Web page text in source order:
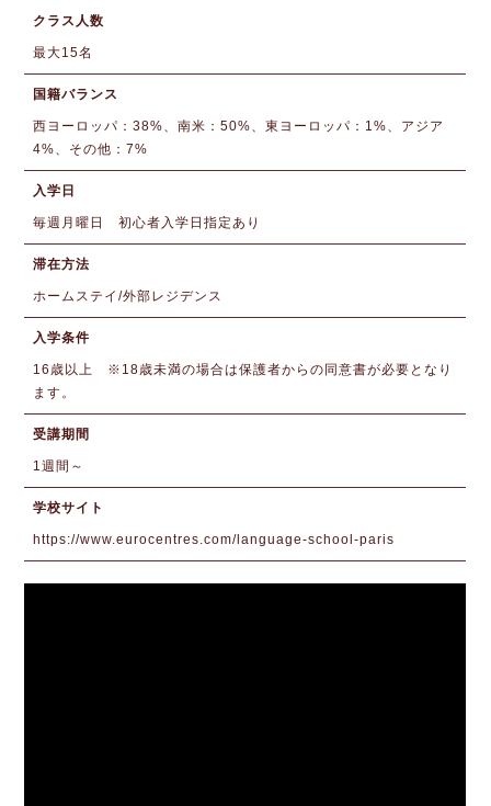
クラス人数
最大15名
国籍バランス
西ヨーロッパ：38%、南米：50%、東ヨーロッパ：1%、アジア
4%、その他：7%
入学日
毎週月曜日 初心者入学日指定あり
滞在方法
ホームステイ/外部レジデンス
入学条件
16歳以上 ※18歳未満の場合は保護者からの同意書が必要となり
ます。
受講期間
1週間～
学校サイト
https://www.eurocentres.com/language-school-paris